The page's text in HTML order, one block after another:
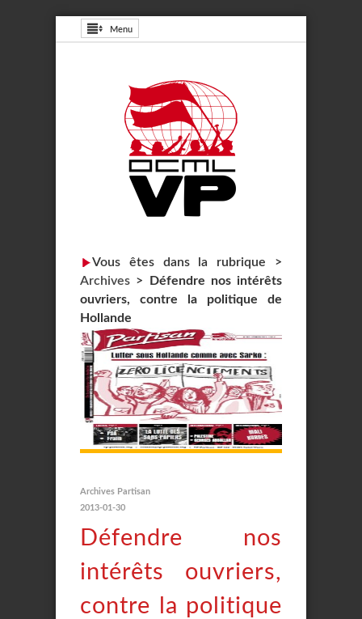
Menu
Vous êtes dans la rubrique >
Archives >
Défendre nos intérêts
ouvriers, contre la politique de
Hollande
Archives Partisan
2013-01-30
Défendre nos
intérêts ouvriers,
contre la politique